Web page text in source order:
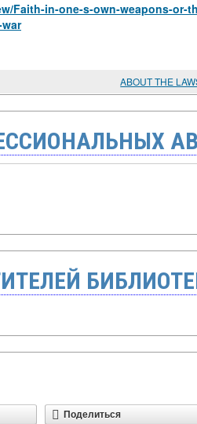
Faith-in-one-s-own-weapons-or-
Поделиться